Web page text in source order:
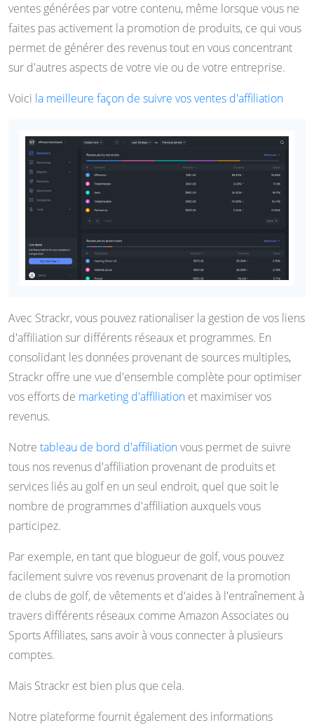
ventes générées par votre contenu, même lorsque vous ne
faites pas activement la promotion de produits, ce qui vous
permet de générer des revenus tout en vous concentrant
sur d'autres aspects de votre vie ou de votre entreprise.
Voici la meilleure façon de suivre vos ventes d'affiliation
Avec Strackr, vous pouvez rationaliser la gestion de vos liens
d'affiliation sur différents réseaux et programmes. En
consolidant les données provenant de sources multiples,
Strackr offre une vue d'ensemble complète pour optimiser
vos efforts de marketing d'affiliation et maximiser vos
revenus.
Notre tableau de bord d'affiliationvous permet de suivre
tous nos revenus d'affiliation provenant de produits et
services liés au golf en un seul endroit, quel que soit le
nombre de programmes d'affiliation auxquels vous
participez.
Par exemple, en tant que blogueur de golf, vous pouvez
facilement suivre vos revenus provenant de la promotion
de clubs de golf, de vêtements et d'aides à l'entraînement à
travers différents réseaux comme Amazon Associates ou
Sports Affiliates, sans avoir à vous connecter à plusieurs
comptes.
Mais Strackr est bien plus que cela.
Notre plateforme fournit également des informations